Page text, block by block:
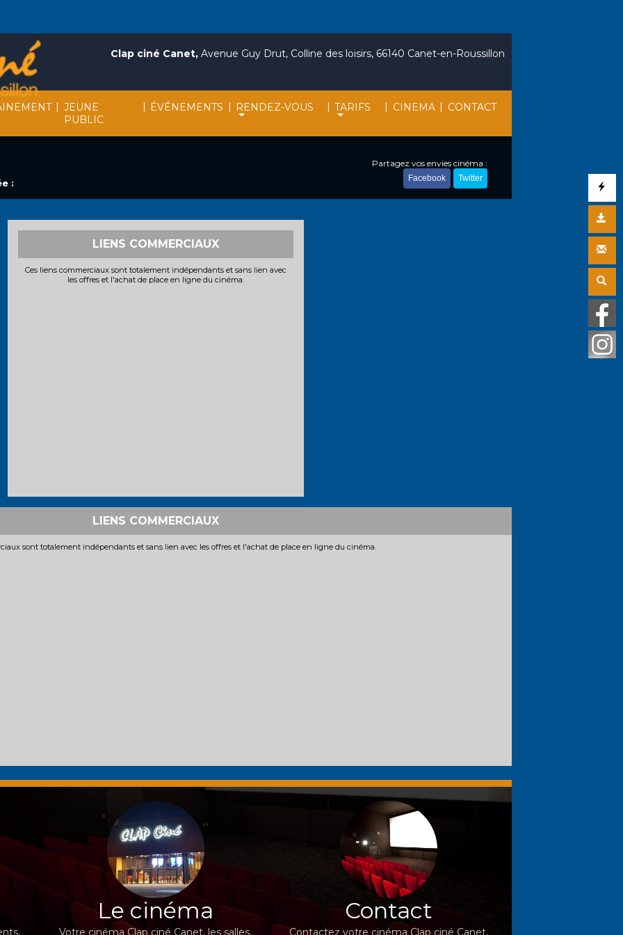
| JEUNE
PUBLIC
| ÉVÉNEMENTS | RENDEZ-VOUS | TARIFS | CINEMA | CONTACT
Clap ciné Canet, Avenue Guy Drut, Colline des loisirs, 66140 Canet-en-Roussillon
:
Partagez vos envies cinéma :
Facebook Twitter
LIENS COMMERCIAUX
Ces liens commerciaux sont totalement indépendants et sans lien avec
les offres et l'achat de place en ligne du cinéma.
LIENS COMMERCIAUX
sont totalement indépendants et sans lien avec les offres et l'achat de place en ligne du cinéma.
Le cinéma
Votre cinéma Clap ciné Canet, les salles,
Contact
Contactez votre cinéma Clap ciné Canet,